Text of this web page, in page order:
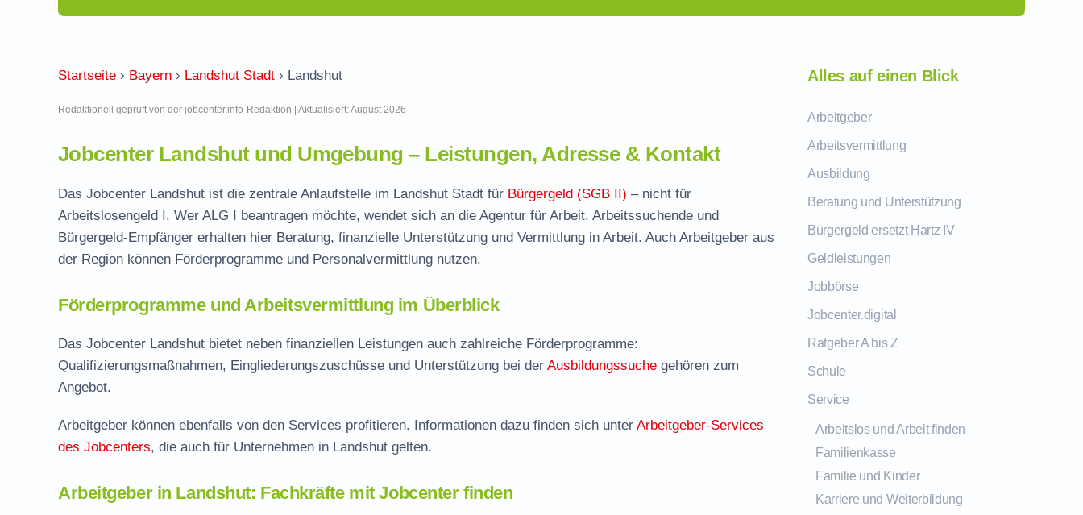
Startseite › Bayern › Landshut Stadt › Landshut
Redaktionell geprüft von der jobcenter.info-Redaktion | Aktualisiert: August 2026
Jobcenter Landshut und Umgebung – Leistungen, Adresse & Kontakt
Das Jobcenter Landshut ist die zentrale Anlaufstelle im Landshut Stadt für Bürgergeld (SGB II) – nicht für
Arbeitslosengeld I. Wer ALG I beantragen möchte, wendet sich an die Agentur für Arbeit. Arbeitssuchende und
Bürgergeld-Empfänger erhalten hier Beratung, finanzielle Unterstützung und Vermittlung in Arbeit. Auch Arbeitgeber aus
der Region können Förderprogramme und Personalvermittlung nutzen.
Förderprogramme und Arbeitsvermittlung im Überblick
Das Jobcenter Landshut bietet neben finanziellen Leistungen auch zahlreiche Förderprogramme:
Qualifizierungsmaßnahmen, Eingliederungszuschüsse und Unterstützung bei der Ausbildungssuche gehören zum
Angebot.
Arbeitgeber können ebenfalls von den Services profitieren. Informationen dazu finden sich unter Arbeitgeber-Services
des Jobcenters, die auch für Unternehmen in Landshut gelten.
Arbeitgeber in Landshut: Fachkräfte mit Jobcenter finden
Alles auf einen Blick
Arbeitgeber
Arbeitsvermittlung
Ausbildung
Beratung und Unterstützung
Bürgergeld ersetzt Hartz IV
Geldleistungen
Jobbörse
Jobcenter.digital
Ratgeber A bis Z
Schule
Service
Arbeitslos und Arbeit finden
Familienkasse
Familie und Kinder
Karriere und Weiterbildung